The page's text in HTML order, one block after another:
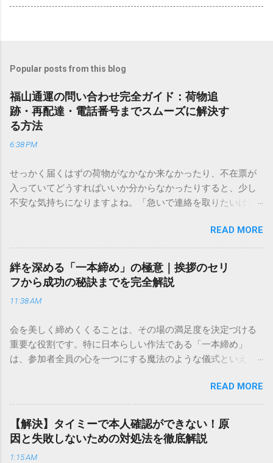
Popular posts from this blog
福山通運の問い合わせ完全ガイド：荷物追
跡・再配達・電話番号までスムーズに解決す
る方法
6:38 PM
せっかく届くはずの荷物がなかなか来なかったり、不在票が
入っていてどうすればいいか分からなかったりすると、少し
不安な気持ちになりますよね。「急いで連絡を取りたいけれ
きできる？」といった疑問を抱える方も多いはずです。 福山
通運は企業間物流のイメージが強いかもしれませんが、個人
向けの宅配サービスも非常に充実しています。大切なのは、
目的に合わせた適切な連絡先を選ぶことです。この記事で
は、荷物の追跡確認から営業所への電話連絡、再配達の依頼
手順まで、初めての方でも迷わずに解決できる方法を詳しく
本全国に広範なネットワークを持つ大手運送会社です。特に
重量物や大型の荷物、そして企業間の輸送において圧倒的な
実績を誇ります。 個人で利用する場合、他の宅配業者と少し
いう特徴があります。地域に密着した各拠点が配送をコント
ロールしているため、現場の状況に合わせた柔軟な相談がし
やすいのがメリットです。まずは、今抱えている悩みがどの
サービスで解決できるかを確認していきましょう。 1. 荷物の
READ MORE
絆を深める「一本締め」の極意｜挨拶のセリ
フから成功の秘訣までを完全解説
11:38 AM
会を美しく締めくくることは、その場の満足度を決定づける
重要な役割です。特に日本らしい作法である「一本締め」
は、参加者全員の心を一つにする魔法のような儀式といえる
「手拍子のリズムに自信がない」と不安を感じる方も多いは
ずです。この記事では、ビジネスからカジュアルな集まりま
で、どのような場面でも堂々と立ち振る舞えるための「一本
締め」の作法を、基礎知識から具体的なセリフ例まで丁寧に
解説します。 一本締めとは？その本質と効果 一本締めは、単
READ MORE
【解決】タイミーで本人確認ができない！原
因と失敗しないための対処法を徹底解説
1:15 AM